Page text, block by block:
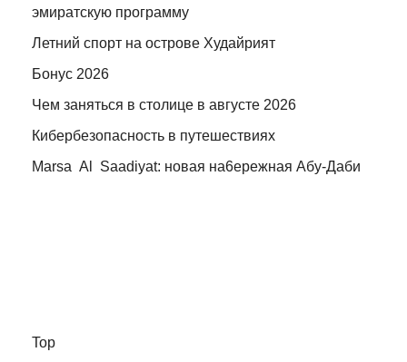
эмиратскую программу
Летний спорт на острове Худайрият
Бонус 2026
Чем заняться в столице в августе 2026
Кибербезопасность в путешествиях
Marsa Al Saadiyat: новая на6ережная Абу-Даби
Top